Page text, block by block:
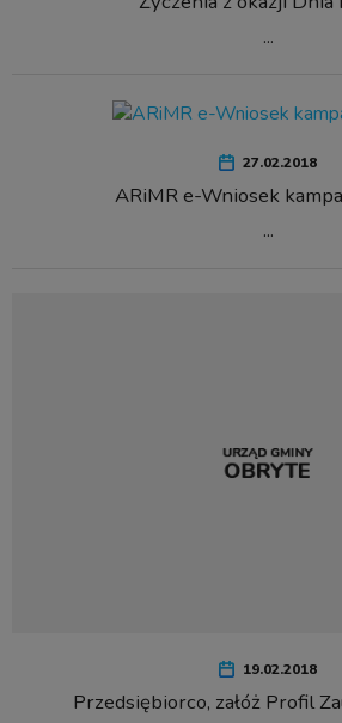
...
27.02.2018
ARiMR e-Wniosek
...
19.02.2018
Przedsiębiorco, załóż Profil